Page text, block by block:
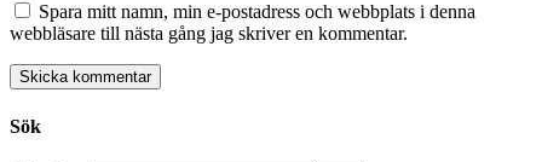
Spara mitt namn, min e-postadress och webbplats i denna
webbläsare till nästa gång jag skriver en kommentar.
Sök